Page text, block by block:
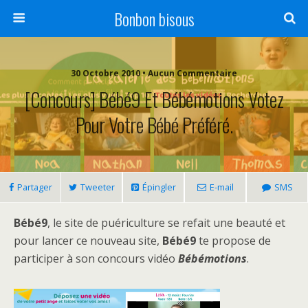
Bonbon bisous
30 Octobre 2010 • Aucun Commentaire
[Concours] Bébé9 Et Bébémotions Votez
Pour Votre Bébé Préféré.
Partager Tweeter Épingler E-mail SMS
Bébé9, le site de puériculture se refait une beauté et
pour lancer ce nouveau site, Bébé9te propose de
participer à son concours vidéo Bébémotions.